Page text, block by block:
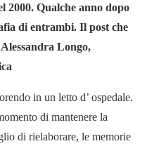
2000. Qualche anno dopo
di entrambi. Il post che
Alessandra Longo,
in un letto d’ ospedale.
di mantenere la
di rielaborare, le memorie